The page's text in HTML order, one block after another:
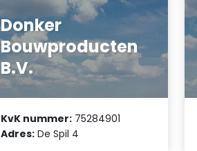
Donker
Bouwproducten
B.V.
KvK nummer: 75284901
Adres: De Spil 4